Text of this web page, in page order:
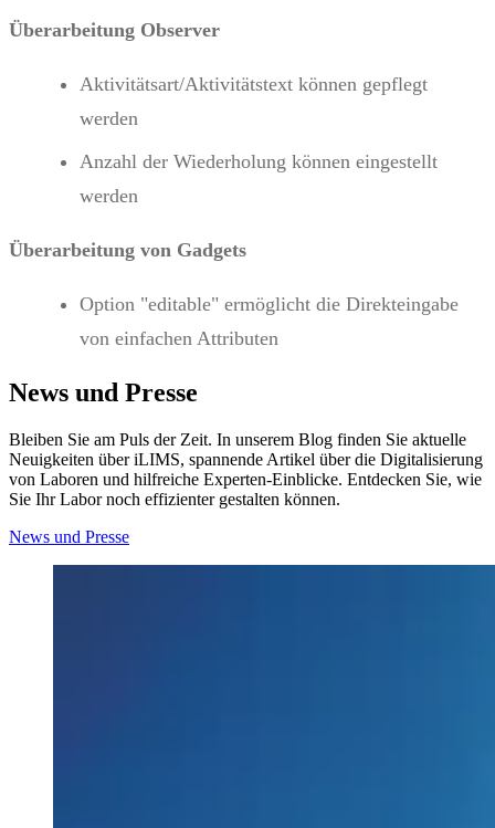
Überarbeitung Observer
Aktivitätsart/Aktivitätstext können gepflegt
werden
Anzahl der Wiederholung können eingestellt
werden
Überarbeitung von Gadgets
Option "editable" ermöglicht die Direkteingabe
von einfachen Attributen
News und Presse
Bleiben Sie am Puls der Zeit. In unserem Blog finden Sie aktuelle
Neuigkeiten über iLIMS, spannende Artikel über die Digitalisierung
von Laboren und hilfreiche Experten-Einblicke. Entdecken Sie, wie
Sie Ihr Labor noch effizienter gestalten können.
News und Presse